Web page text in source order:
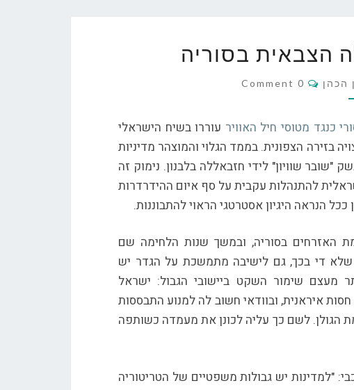
הצבאית בסוריה
הכהן Comments
0 Comment
עוררו בשיח הישראלי
בזירה הצפונית. בממד הגלוי והמוצהר מדיניות
שוויון" לידי חזבאללה בלבנון. נימוק זה
להתנהלות עקבית על סף איום ההידרדרות
הנראה היגיון אסטרטגי הראוי להתבוננות.
האזרחים בסוריה, ובמשך שנות הלחימה שם
די בכך, גם לישיבה מתמשכת על הגדר יש
מעצם שימור השקט ביישובי הגבול: ישראל
איראנית, ובוודאי חשוב לה למנוע התבססות
הגולן. לשם כך עליה לכונן את מעמדה כשותפה
"למדינות יש גבולות משפטיים של הטריטוריה